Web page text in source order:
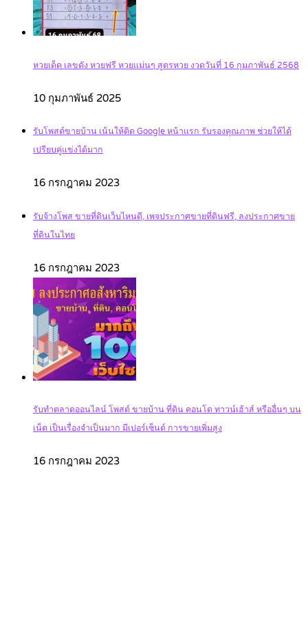
หวยเด็ด เลขดัง หวยฟรี หวยแม่นๆ สูตรหวย งวดวันที่ 16 กุมภาพันธ์ 2568
10 กุมภาพันธ์ 2025
รับโพสต์ขายบ้าน เน้นให้ติด Google หน้าแรก รับรองคุณภาพ ช่วยให้ได้
เปรียบคู่แข่งได้มาก
16 กรกฎาคม 2023
รับจ้างโพส ขายที่ดินเว็บไหนดี, เพจประกาศขายที่ดินฟรี, ลงประกาศขาย
ที่ดินในไทย
16 กรกฎาคม 2023
รับทำตลาดออนไลน์ โพสต์ ขายบ้าน ที่ดิน คอนโด ทาวน์เฮ้าส์ หรืออื่นๆ บน
เน็ต เป็นเรื่องจำเป็นมาก มีเปอร์เซ็นต์ การขายเพิ่มสูง
16 กรกฎาคม 2023